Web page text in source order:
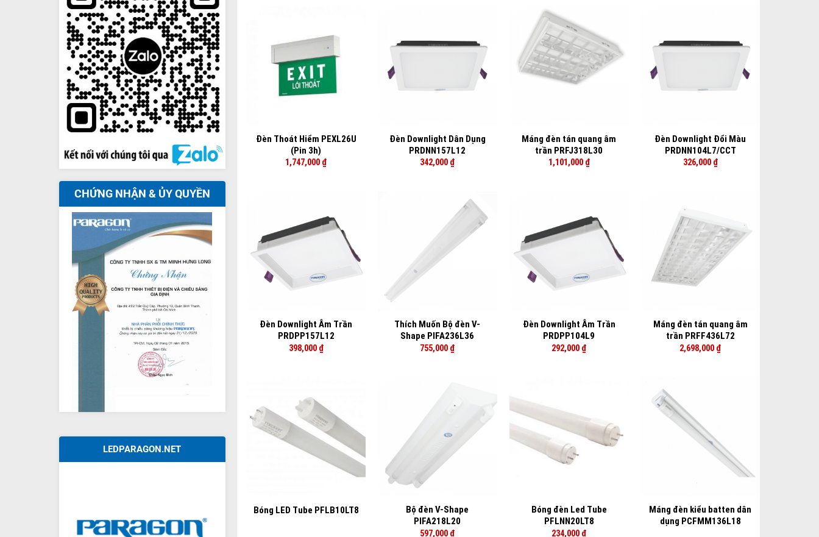
CHỨNG NHẬN & ỦY QUYỀN
LEDPARAGON.NET
Đèn Thoát Hiểm PEXL26U
(Pin 3h)
1,747,000 ₫
Đèn Downlight Dân Dụng
PRDNN157L12
342,000 ₫
Máng đèn tán quang âm
trần PRFJ318L30
1,101,000 ₫
Đèn Downlight Đổi Màu
PRDNN104L7/CCT
326,000 ₫
Đèn Downlight Âm Trần
PRDPP157L12
398,000 ₫
+
Thích Muốn Bộ đèn V-
Shape PIFA236L36
755,000 ₫
Đèn Downlight Âm Trần
PRDPP104L9
292,000 ₫
Máng đèn tán quang âm
trần PRFF436L72
2,698,000 ₫
Bóng LED Tube PFLB10LT8
+
Bộ đèn V-Shape
PIFA218L20
597,000 ₫
Bóng đèn Led Tube
PFLNN20LT8
234,000 ₫
Máng đèn kiểu batten dân
dụng PCFMM136L18